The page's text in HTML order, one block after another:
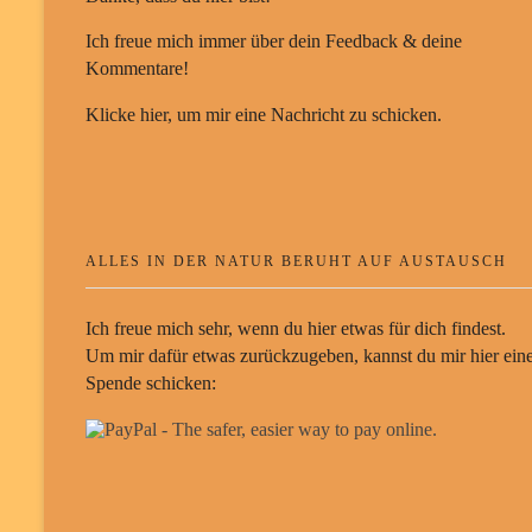
Ich freue mich immer über dein Feedback & deine
Kommentare!
Klicke hier, um mir eine Nachricht zu schicken.
ALLES IN DER NATUR BERUHT AUF AUSTAUSCH
Ich freue mich sehr, wenn du hier etwas für dich findest.
Um mir dafür etwas zurückzugeben, kannst du mir hier
Spende schicken: